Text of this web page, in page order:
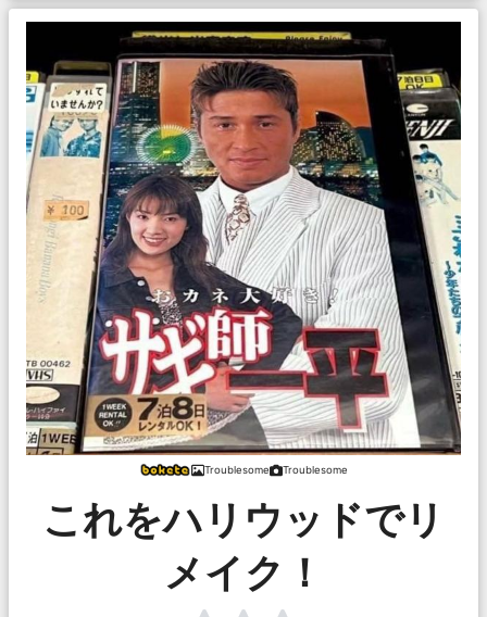
Troublesome Troublesome
これをハリウッドでリ
メイク！